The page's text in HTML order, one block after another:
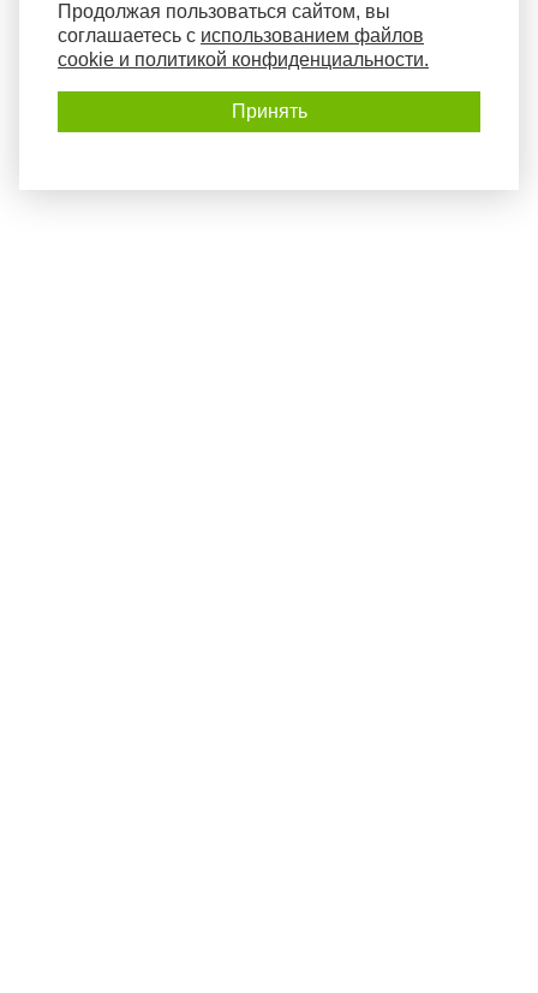
Продолжая пользоваться сайтом, вы
соглашаетесь с использованием файлов
cookie и политикой конфиденциальности.
Принять